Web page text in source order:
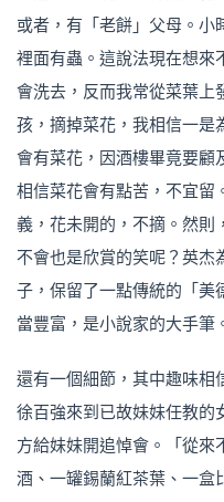
或者，有「老餅」父母。小
裡面有蟲。這說法現在想來
會洗去，反而我常從菜葉上
孩，摘掉菜花，我相信一是
會有菜花，因酒樓畢竟要顧
相信菜花會有點苦，不宜留
義，花未開的，不摘。然則
不會也是欣賞的笑呢？英杰
子，保留了一點傳統的「美
當豐富，是小說家的大手筆
還有一個細節，其中趣味相
徐百強來到已故妹妹任教的
方給妹妹開追悼會。「從來
酒、一罐錫蘭紅茶葉、一盒